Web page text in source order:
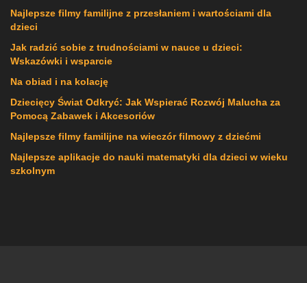
Najlepsze filmy familijne z przesłaniem i wartościami dla
dzieci
Jak radzić sobie z trudnościami w nauce u dzieci:
Wskazówki i wsparcie
Na obiad i na kolację
Dziecięcy Świat Odkryć: Jak Wspierać Rozwój Malucha za
Pomocą Zabawek i Akcesoriów
Najlepsze filmy familijne na wieczór filmowy z dziećmi
Najlepsze aplikacje do nauki matematyki dla dzieci w wieku
szkolnym